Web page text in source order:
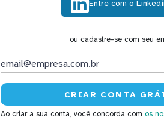
Entre com o
ou cadastre-se com seu
Ao criar a sua conta, você concorda com os